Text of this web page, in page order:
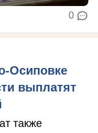
0
Осиповке
выплатят
также